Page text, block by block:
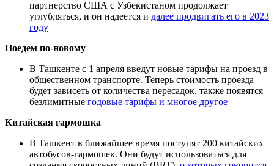
партнерство США с Узбекистаном продолжает
углубляться, и он надеется и далее продвигать его в 2023
году
Поедем по-новому
В Ташкенте с 1 апреля введут новые тарифы на проезд в
общественном транспорте. Теперь стоимость проезда
будет зависеть от количества пересадок, также появятся
безлимитные годовые тарифы и многое другое
Китайская гармошка
В Ташкент в ближайшее время поступят 200 китайских
автобусов-гармошек. Они будут использоваться для